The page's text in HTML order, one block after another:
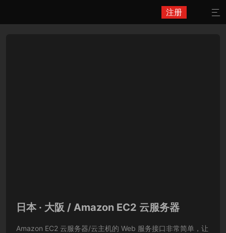
注册 
日本 · 大阪 / Amazon EC2 云服务器
Amazon EC2 云服务器/云主机的 Web 服务接口非常简单，让